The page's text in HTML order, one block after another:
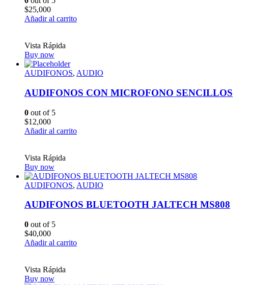
$25,000
Añadir al carrito
Vista Rápida
Buy now
AUDIFONOS, AUDIO
AUDIFONOS CON MICROFONO SENCILLOS
0 out of 5
$12,000
Añadir al carrito
Vista Rápida
Buy now
AUDIFONOS, AUDIO
AUDIFONOS BLUETOOTH JALTECH MS808
0 out of 5
$40,000
Añadir al carrito
Vista Rápida
Buy now